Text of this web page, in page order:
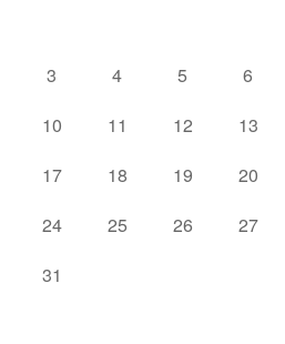
3
4 5 6
10
11 12 13
17
18 19 20
24
25 26 27
31